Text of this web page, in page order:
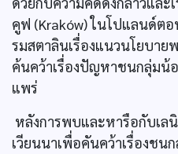
คูฟ (Kraków) ในโปแลนด์ต
รมสตาลินเรื่องแนวนโยบา
ค้นคว้าเรื่องปัญหาชนกลุ่มน้
แพร่
หลังการพบและหารือกับเล
เวียนนาเพื่อคันคว้าเรื่องช